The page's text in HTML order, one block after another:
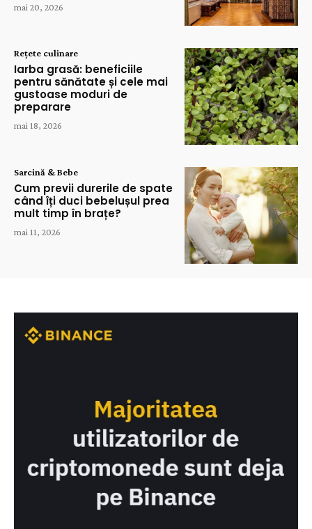
mai 20, 2026
Rețete culinare
Iarba grasă: beneficiile
pentru sănătate și cele mai
gustoase moduri de
preparare
mai 18, 2026
Sarcină & Bebe
Cum previi durerile de spate
când îți duci bebelușul prea
mult timp în brațe?
mai 11, 2026